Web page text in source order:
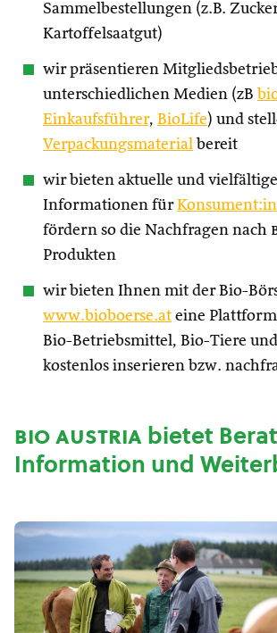
Sammelbestellungen (z.B.
Kartoffelsaatgut)
wir präsentieren
unterschiedlichen Medien (zB
Einkaufsführer, BioLife) und
Verpackungsmaterial bereit
wir bieten aktuelle und vielfältige
Informationen für
fördern so die Nachfragen nach
Produkten
wir bieten Ihnen mit der Bio-
www.bioboerse.at eine
Bio-Betriebsmittel, Bio-Tiere
kostenlos inserieren bzw.
bio austriabietet
Information und